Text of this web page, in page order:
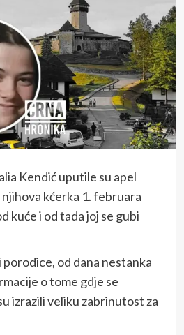
Kendić uputile su apel
kćerka 1. februara
kuće i od tada joj se gubi
od dana nestanka
o tome gdje se
izrazili veliku zabrinutost za